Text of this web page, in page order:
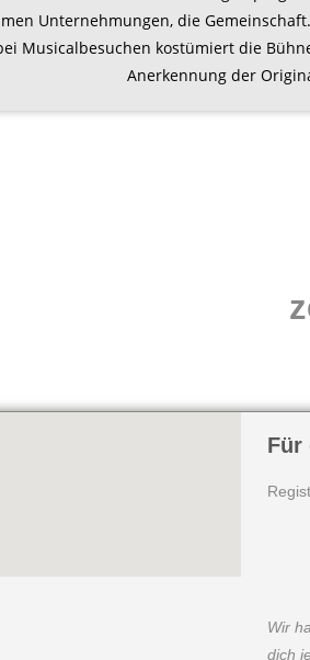
Unternehmungen, die
Musicalbesuchen kostümiert die
Anerkennung der
Für
Wir
dich